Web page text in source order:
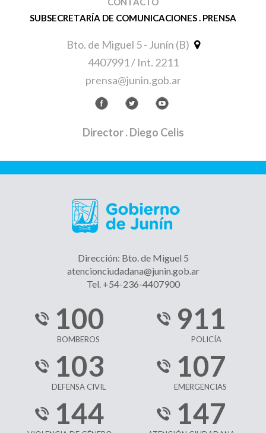
SUBSECRETARÍA DE COMUNICACIONES . PRENSA
Bto. de Miguel 5 - Junín (B)
4407991 / Int. 2211
prensa@junin.gob.ar
Director. Diego Celis
Dirección: Bto. de Miguel 5
atencionciudadana@junin.gob.ar
Tel. +54-236-4407900
100
BOMBEROS
911
POLICÍA
103
DEFENSA CIVIL
107
EMERGENCIAS
144 147